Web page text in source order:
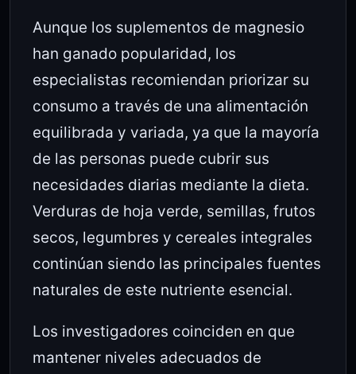
Aunque los suplementos de magnesio
han ganado popularidad, los
especialistas recomiendan priorizar su
consumo a través de una alimentación
equilibrada y variada, ya que la mayoría
de las personas puede cubrir sus
necesidades diarias mediante la dieta.
Verduras de hoja verde, semillas, frutos
secos, legumbres y cereales integrales
continúan siendo las principales fuentes
naturales de este nutriente esencial.
Los investigadores coinciden en que
mantener niveles adecuados de